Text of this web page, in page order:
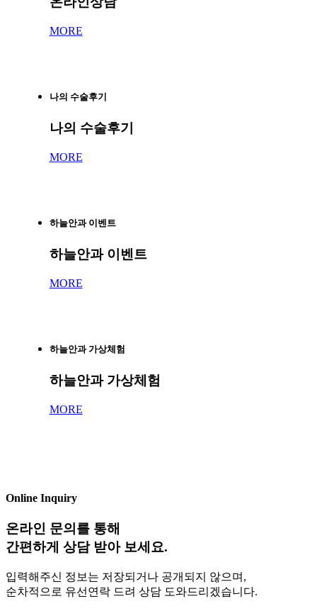
MORE
나의 수술후기
나의 수술후기
MORE
하늘안과 이벤트
하늘안과 이벤트
MORE
하늘안과 가상체험
하늘안과 가상체험
MORE
Online Inquiry
온라인 문의를 통해
간편하게 상담 받아 보세요.
입력해주신 정보는 저장되거나 공개되지 않으며,
순차적으로 유선연락 드려 상담 도와드리겠습니다.